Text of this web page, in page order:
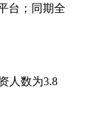
台；同期全
人数为3.8